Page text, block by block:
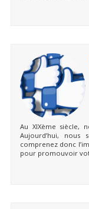
Au XIXème siècle,
Aujourd’hui,
comprenez donc
pour promouvoir